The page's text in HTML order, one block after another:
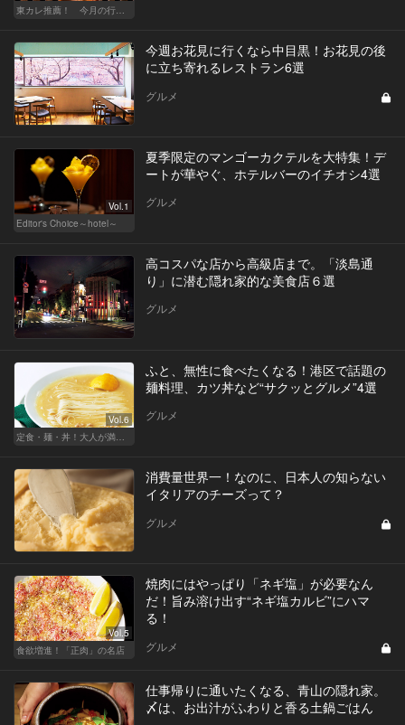
今週お花見に行くなら中目黒！お花見の後
に立ち寄れるレストラン6選
グルメ
Vol.1
Editor's Choice～hotel～
夏季限定のマンゴーカクテルを大特集！デ
ートが華やぐ、ホテルバーのイチオシ4選
グルメ
高コスパな店から高級店まで。「淡島通
り」に潜む隠れ家的な美食店６選
グルメ
Vol.6
ふと、無性に食べたくなる！港区で話題の
麺料理、カツ丼など“サクッとグルメ”4選
グルメ
消費量世界一！なのに、日本人の知らない
イタリアのチーズって？
グルメ
Vol.5
食欲増進！「正肉」の名店
焼肉にはやっぱり「ネギ塩」が必要なん
だ！旨み溶け出す“ネギ塩カルビ”にハマ
る！
グルメ
仕事帰りに通いたくなる、青山の隠れ家。
〆は、お出汁がふわりと香る土鍋ごはん